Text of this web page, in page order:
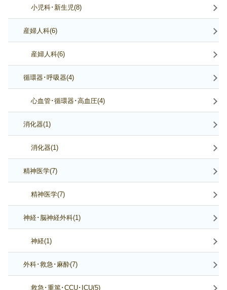
小児科･新生児(8)
産婦人科(6)
産婦人科(6)
循環器･呼吸器(4)
心血管･循環器･高血圧(4)
消化器(1)
消化器(1)
精神医学(7)
精神医学(7)
神経･脳神経外科(1)
神経(1)
外科･救急･麻酔(7)
救急･重篤･CCU･ICU(5)